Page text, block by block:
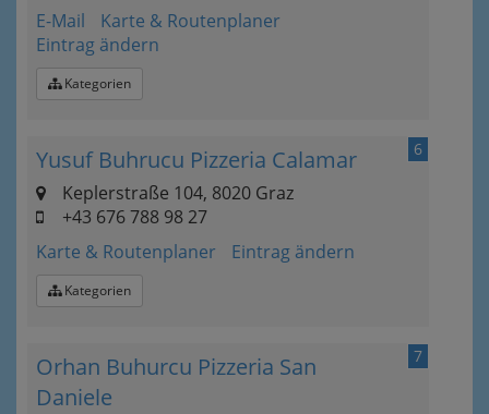
E-Mail
Karte & Routenplaner
Eintrag ändern
Kategorien
6
Yusuf Buhrucu Pizzeria Calamar
Keplerstraße 104, 8020 Graz
+43 676 788 98 27
Karte & Routenplaner
Eintrag ändern
Kategorien
7
Orhan Buhurcu Pizzeria San
Daniele